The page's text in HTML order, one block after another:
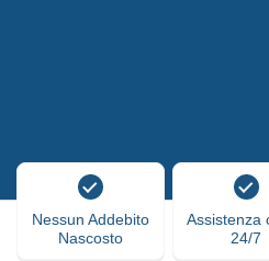
Nessun Addebito
Nascosto
Assistenza
24/7